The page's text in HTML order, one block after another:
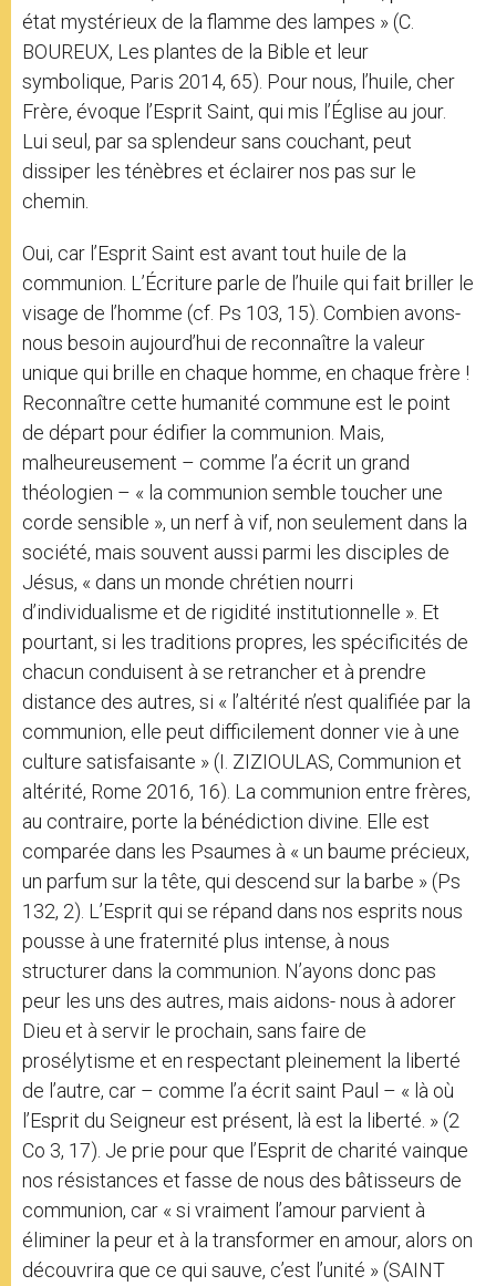
état mystérieux de la flamme des lampes » (C.
BOUREUX, Les plantes de la Bible et leur
symbolique, Paris 2014, 65). Pour nous, l’huile, cher
Frère, évoque l’Esprit Saint, qui mis l’Église au jour.
Lui seul, par sa splendeur sans couchant, peut
dissiper les ténèbres et éclairer nos pas sur le
chemin.
Oui, car l’Esprit Saint est avant tout huile de la
communion. L’Écriture parle de l’huile qui fait briller le
visage de l’homme (cf. Ps 103, 15). Combien avons-
nous besoin aujourd’hui de reconnaître la valeur
unique qui brille en chaque homme, en chaque frère !
Reconnaître cette humanité commune est le point
de départ pour édifier la communion. Mais,
malheureusement – comme l’a écrit un grand
théologien – « la communion semble toucher une
corde sensible », un nerf à vif, non seulement dans la
société, mais souvent aussi parmi les disciples de
Jésus, « dans un monde chrétien nourri
d’individualisme et de rigidité institutionnelle ». Et
pourtant, si les traditions propres, les spécificités de
chacun conduisent à se retrancher et à prendre
distance des autres, si « l’altérité n’est qualifiée par la
communion, elle peut difficilement donner vie à une
culture satisfaisante » (I. ZIZIOULAS, Communion et
altérité, Rome 2016, 16). La communion entre frères,
au contraire, porte la bénédiction divine. Elle est
comparée dans les Psaumes à « un baume précieux,
un parfum sur la tête, qui descend sur la barbe » (Ps
132, 2). L’Esprit qui se répand dans nos esprits nous
pousse à une fraternité plus intense, à nous
structurer dans la communion. N’ayons donc pas
peur les uns des autres, mais aidons- nous à adorer
Dieu et à servir le prochain, sans faire de
prosélytisme et en respectant pleinement la liberté
de l’autre, car – comme l’a écrit saint Paul – « là où
l’Esprit du Seigneur est présent, là est la liberté. » (2
Co 3, 17). Je prie pour que l’Esprit de charité vainque
nos résistances et fasse de nous des bâtisseurs de
communion, car « si vraiment l’amour parvient à
éliminer la peur et à la transformer en amour, alors on
découvrira que ce qui sauve, c’est l’unité » (SAINT